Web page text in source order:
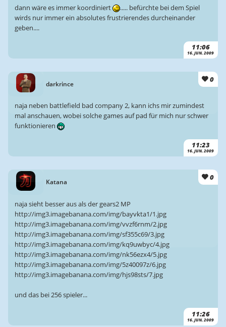
11:06
16. JUN. 2009
dann wäre es immer koordiniert
..... befürchte bei dem Spiel
wirds nur immer ein absolutes frustrierendes durcheinander
geben....
darkrince
0
11:23
16. JUN. 2009
naja neben battlefield bad company 2, kann ichs mir zumindest
mal anschauen, wobei solche games auf pad für mich nur schwer
funktionieren
Katana
0
11:26
16. JUN. 2009
naja sieht besser aus als der gears2 MP
http://img3.imagebanana.com/img/bayvkta1/1.jpg
http://img3.imagebanana.com/img/vvzf6rnm/2.jpg
http://img3.imagebanana.com/img/sf355c69/3.jpg
http://img3.imagebanana.com/img/kq9uwbyc/4.jpg
http://img3.imagebanana.com/img/nk56ezx4/5.jpg
http://img3.imagebanana.com/img/5z40097z/6.jpg
http://img3.imagebanana.com/img/hjs98sts/7.jpg
und das bei 256 spieler...